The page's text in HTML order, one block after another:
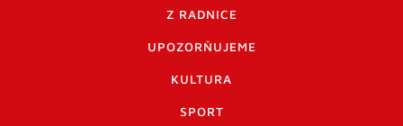
Z RADNICE
UPOZORŇUJEME
KULTURA
SPORT